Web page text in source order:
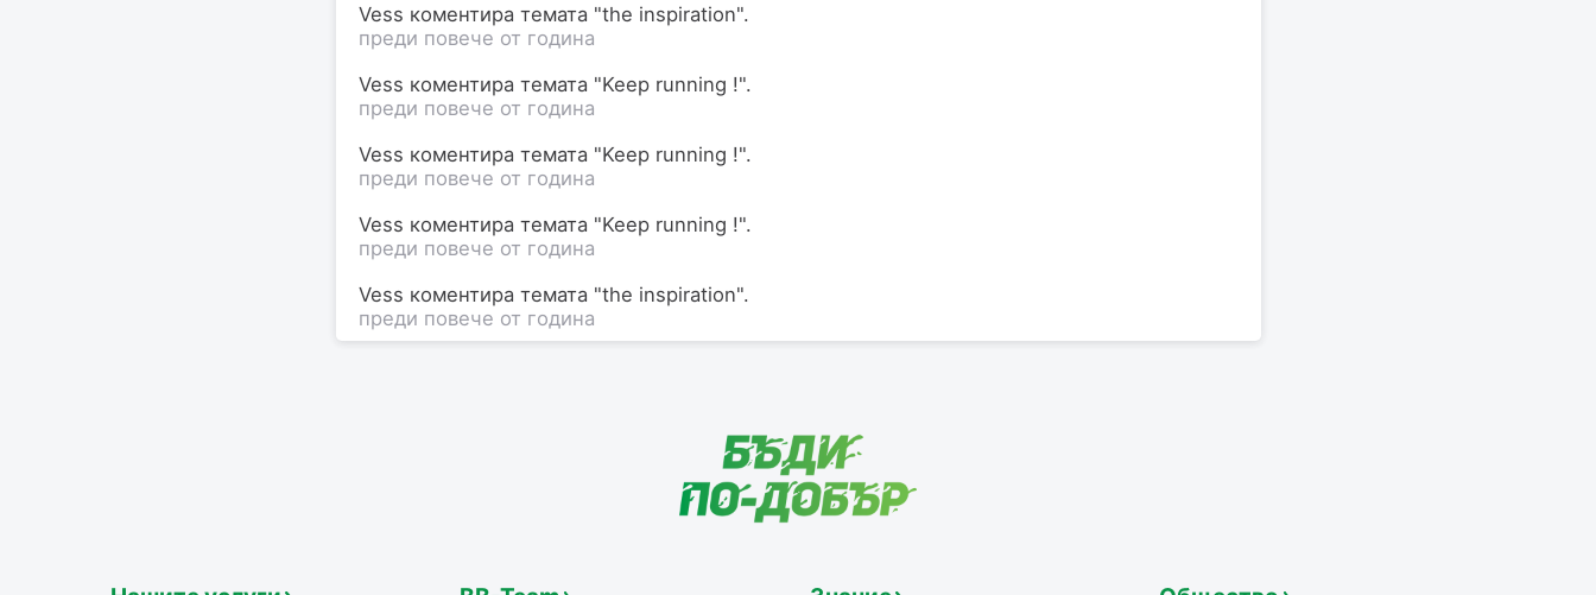
Vess коментира темата "the inspiration".
преди повече от година
Vess коментира темата "Keep running !".
преди повече от година
Vess коментира темата "Keep running !".
преди повече от година
Vess коментира темата "Keep running !".
преди повече от година
Vess коментира темата "the inspiration".
преди повече от година